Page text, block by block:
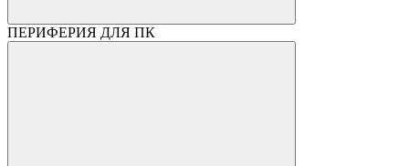
ПЕРИФЕРИЯ ДЛЯ ПК